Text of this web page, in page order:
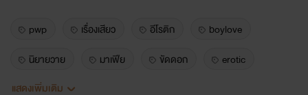
pwp เรื่องเสียว อีโรติก
boylove
นิยายวาย
มาเฟีย ขัดดอก
erotic
ชายชาย
แสดงเพิ่มเติม